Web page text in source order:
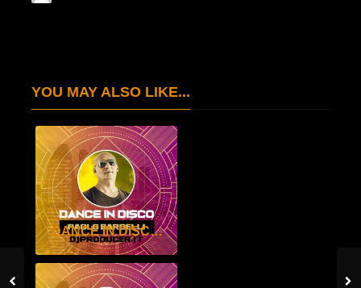
YOU MAY ALSO LIKE...
DANCE IN DISCO MAGGIO 2026 – PAOLO BARDELLI